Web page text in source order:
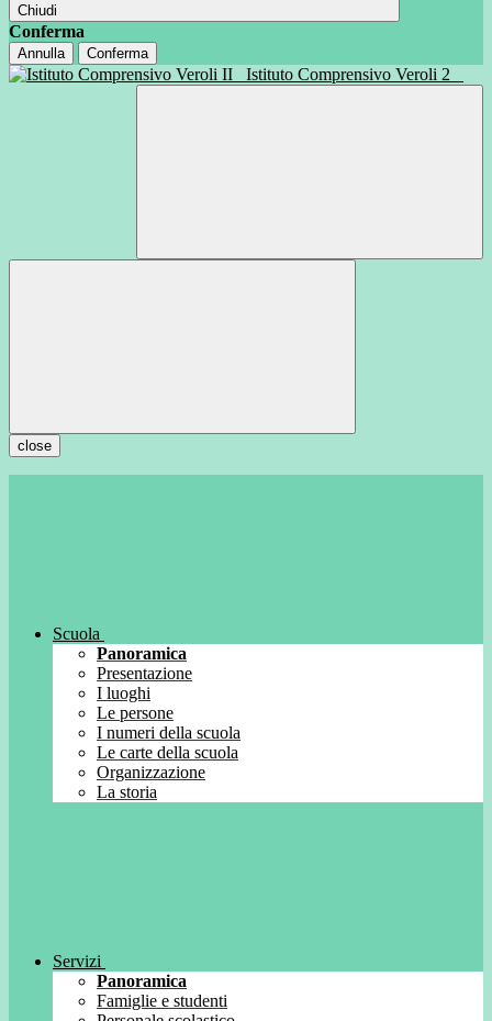
Chiudi
Conferma
Annulla Conferma
Istituto Comprensivo Veroli 2
close
Scuola
Panoramica
Presentazione
I luoghi
Le persone
I numeri della scuola
Le carte della scuola
Organizzazione
La storia
Servizi
Panoramica
Famiglie e studenti